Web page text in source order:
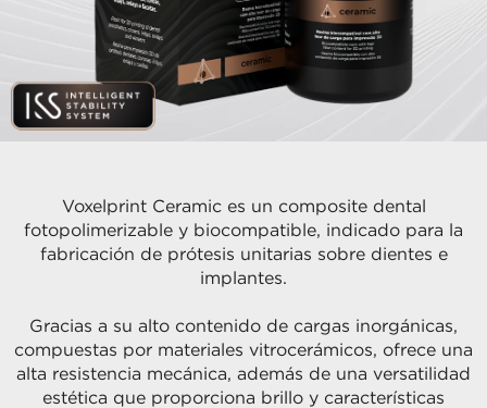
Voxelprint Ceramic es un composite dental
fotopolimerizable y biocompatible, indicado para la
fabricación de prótesis unitarias sobre dientes e
implantes.
Gracias a su alto contenido de cargas inorgánicas,
compuestas por materiales vitrocerámicos, ofrece una
alta resistencia mecánica, además de una versatilidad
estética que proporciona brillo y características